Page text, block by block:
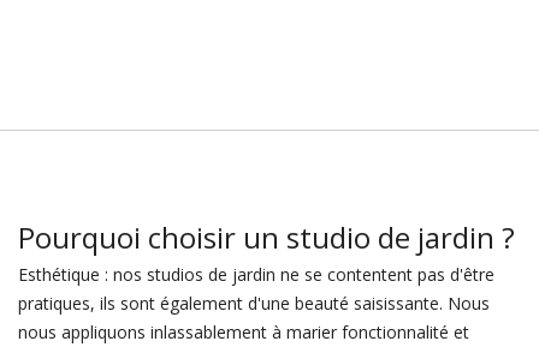
Pourquoi choisir un studio de jardin ?
Esthétique : nos studios de jardin ne se contentent pas d'être
pratiques, ils sont également d'une beauté saisissante. Nous
nous appliquons inlassablement à marier fonctionnalité et